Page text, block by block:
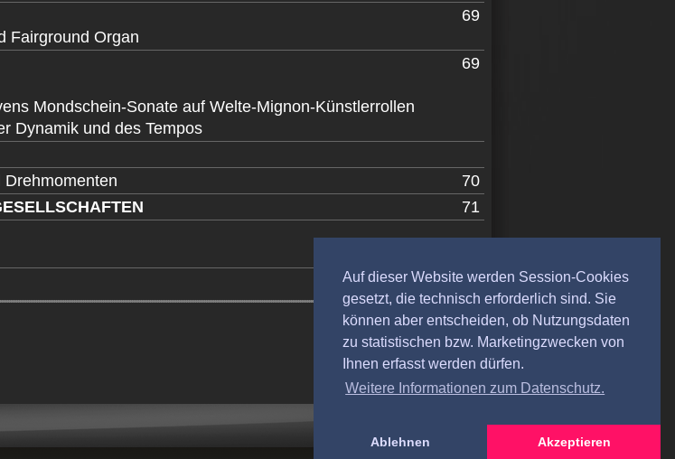
Auf dieser Website werden Session-Cookies
gesetzt, die technisch erforderlich sind. Sie
können aber entscheiden, ob Nutzungsdaten
zu statistischen bzw. Marketingzwecken von
Ihnen erfasst werden dürfen.
Weitere Informationen zum Datenschutz.
Ablehnen Akzeptieren
Fairground Organ
69
Mondschein-Sonate auf Welte-Mignon-Künstlerrollen
Dynamik und des Tempos
69
70
71